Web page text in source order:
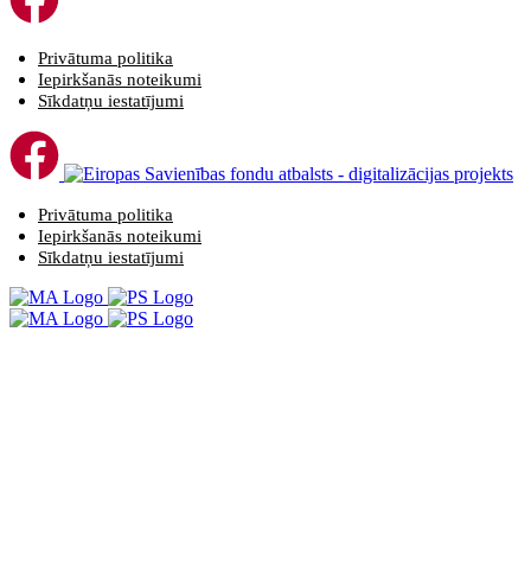
Privātuma politika
Iepirkšanās noteikumi
Sīkdatņu iestatījumi
Privātuma politika
Iepirkšanās noteikumi
Sīkdatņu iestatījumi